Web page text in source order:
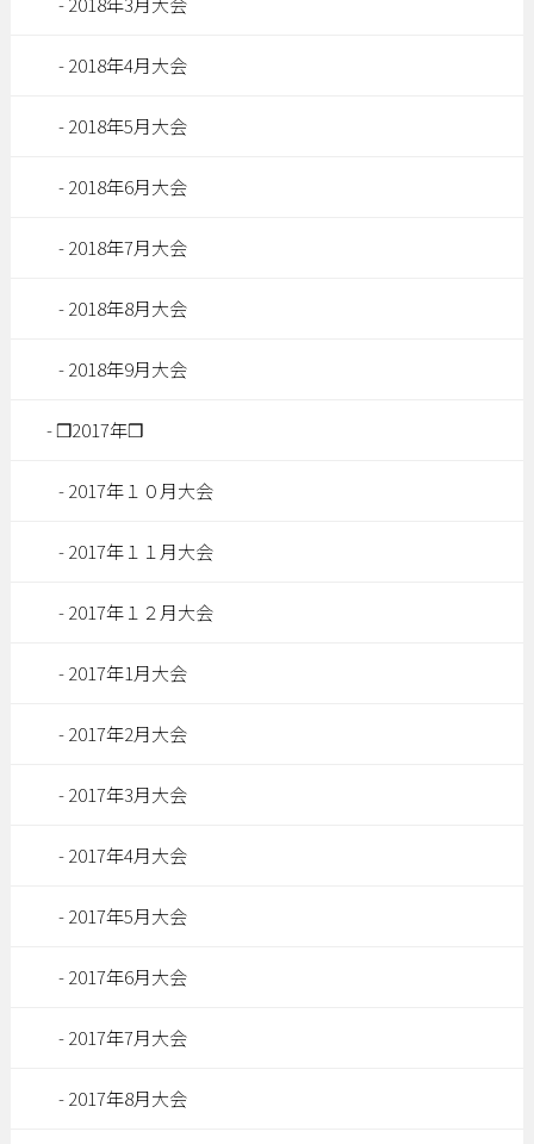
2018年4月大会
2018年5月大会
2018年6月大会
2018年7月大会
2018年8月大会
2018年9月大会
❒2017年❒
2017年１０月大会
2017年１１月大会
2017年１２月大会
2017年1月大会
2017年2月大会
2017年3月大会
2017年4月大会
2017年5月大会
2017年6月大会
2017年7月大会
2017年8月大会